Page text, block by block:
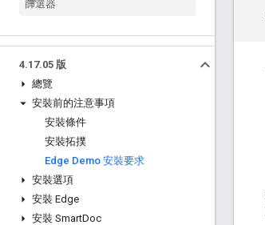
4.17.05 版
總覽
安裝前的注意事項
安裝條件
安裝拓撲
Edge Demo 安裝要求
安裝選項
安裝 Edge
安裝 SmartDoc